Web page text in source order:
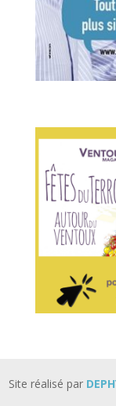
Site réalisé par